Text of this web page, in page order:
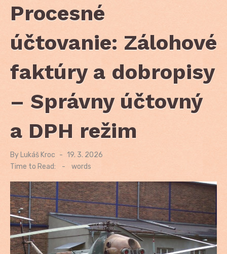
Procesné
účtovanie: Zálohové
faktúry a dobropisy
– Správny účtovný
a DPH režim
By Lukáš Kroc
Posted
on
19. 3. 2026
Time to Read:
- words